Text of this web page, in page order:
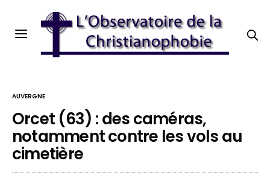
AUVERGNE
Orcet (63) : des caméras,
notamment contre les vols au
cimetière